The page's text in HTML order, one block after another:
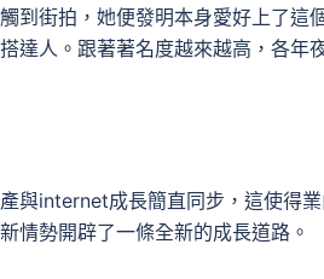
到街拍，她便發明本身愛好上了這
達人。跟著著名度越來越高，各
與internet成長簡直同步，這使得
情勢開辟了一條全新的成長道路。